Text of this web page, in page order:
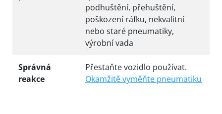
podhuštění, přehuštění,
poškození ráfku, nekvalitní
nebo staré pneumatiky,
výrobní vada
Správná
reakce
Přestaňte vozidlo používat.
Okamžitě vyměňte pneumatiku